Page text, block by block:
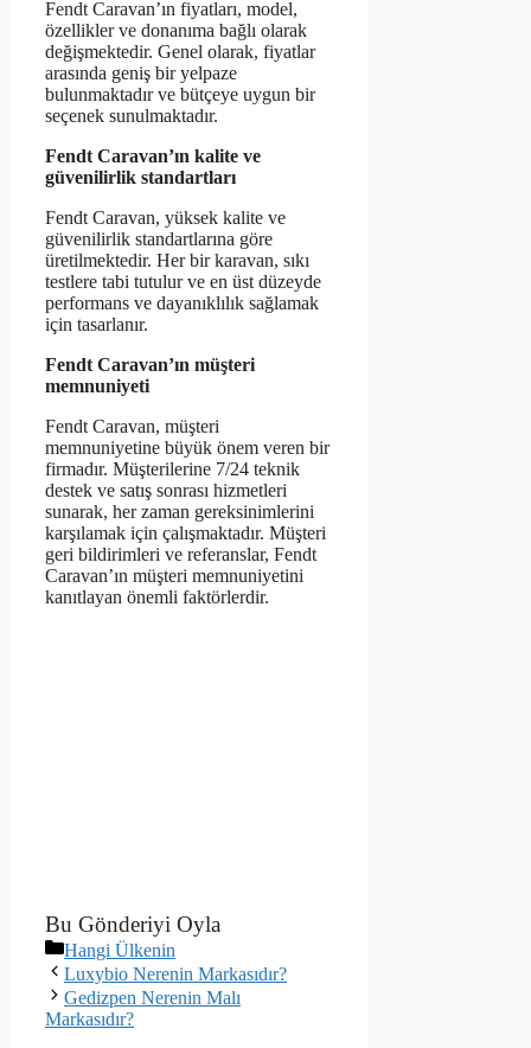
Fendt Caravan’ın fiyatları, model,
özellikler ve donanıma bağlı olarak
değişmektedir. Genel olarak, fiyatlar
arasında geniş bir yelpaze
bulunmaktadır ve bütçeye uygun bir
seçenek sunulmaktadır.
Fendt Caravan’ın kalite ve
güvenilirlik standartları
Fendt Caravan, yüksek kalite ve
güvenilirlik standartlarına göre
üretilmektedir. Her bir karavan, sıkı
testlere tabi tutulur ve en üst düzeyde
performans ve dayanıklılık sağlamak
için tasarlanır.
Fendt Caravan’ın müşteri
memnuniyeti
Fendt Caravan, müşteri
memnuniyetine büyük önem veren bir
firmadır. Müşterilerine 7/24 teknik
destek ve satış sonrası hizmetleri
sunarak, her zaman gereksinimlerini
karşılamak için çalışmaktadır. Müşteri
geri bildirimleri ve referanslar, Fendt
Caravan’ın müşteri memnuniyetini
kanıtlayan önemli faktörlerdir.
Bu Gönderiyi Oyla
Kategoriler
Hangi Ülkenin
Luxybio Nerenin Markasıdır?
Gedizpen Nerenin Malı
Markasıdır?